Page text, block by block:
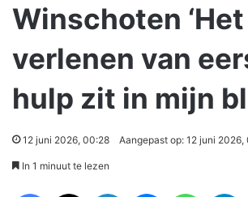
Winschoten ‘Het
verlenen van
hulp zit in mijn
12 juni 2026, 00:28 Aangepast op: 12 juni 2026,
In 1 minuut te lezen